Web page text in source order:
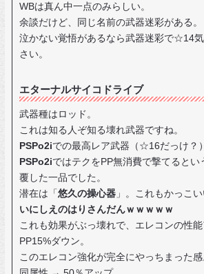
WBは真ん中一点のみらしい。
余談だけど、同じ名前の武器迷彩がある。
泣かない覚悟があるなら武器迷彩で☆14
さい。
エターナルサイコドライブ
武器種はロッド。
これは知る人ぞ知る壊れ武器ですね。
PSPo2iでの最高レア武器（☆16だっけ？
PSPo2iではテクをPP無消費で撃てるとい
覆した一品でした。
潜在は「 悠久の操心器 」。これもかっこい
いにしえのはりさんだんｗｗｗｗｗ
これも効果がぶっ壊れで、エレコンの性
PP15%ダウン。
このエレコン強化が完全にやっちまった感